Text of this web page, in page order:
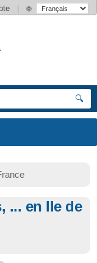
| 🌐
🔍
... en Ile de